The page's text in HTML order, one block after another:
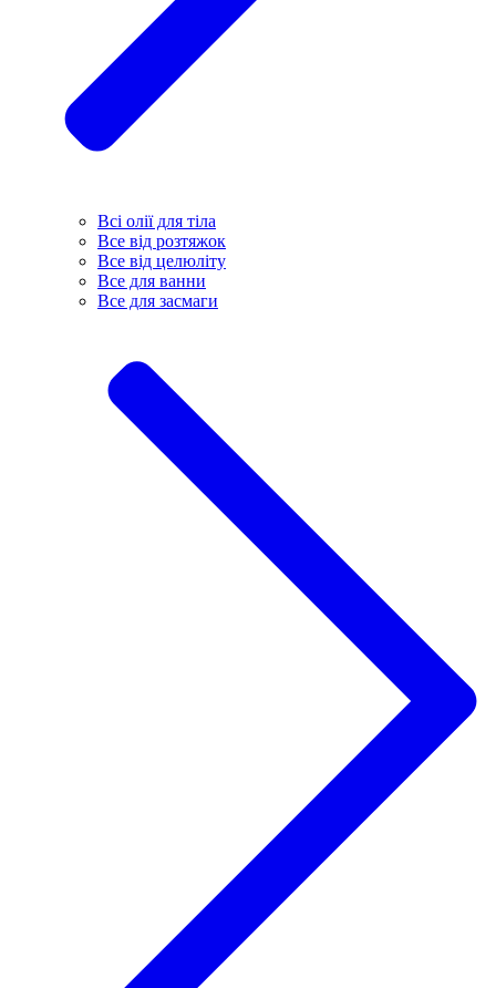
Всі олії для тіла
Все від розтяжок
Все від целюліту
Все для ванни
Все для засмаги